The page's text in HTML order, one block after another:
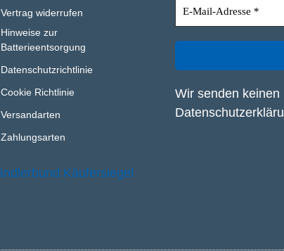
Vertrag widerrufen
Hinweise zur
Batterieentsorgung
Datenschutzrichtlinie
Cookie Richtlinie
Versandarten
Zahlungsarten
Wir senden